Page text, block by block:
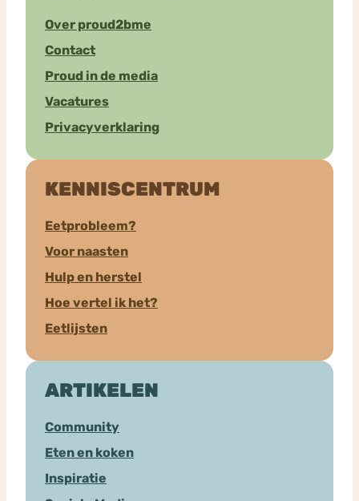
Over proud2bme
Contact
Proud in de media
Vacatures
Privacyverklaring
KENNISCENTRUM
Eetprobleem?
Voor naasten
Hulp en herstel
Hoe vertel ik het?
Eetlijsten
ARTIKELEN
Community
Eten en koken
Inspiratie